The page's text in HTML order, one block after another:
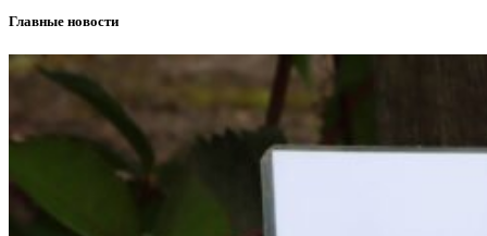
Главные новости